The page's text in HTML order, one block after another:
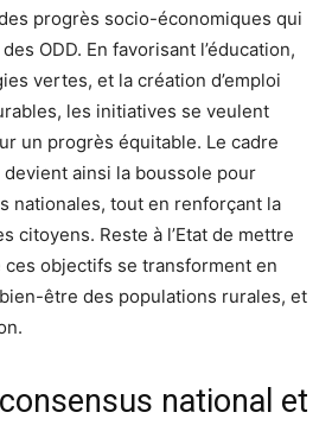
progrès socio-économiques qui
ODD. En favorisant l’éducation,
vertes, et la création d’emploi
les initiatives se veulent
un progrès équitable. Le cadre
devient ainsi la boussole pour
nationales, tout en renforçant la
citoyens. Reste à l’Etat de mettre
objectifs se transforment en
être des populations rurales, et
national et